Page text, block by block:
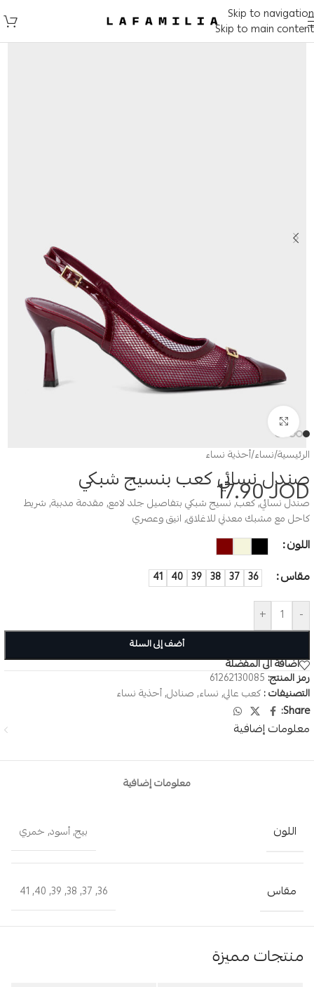
Skip to navigation
Skip to main content
Click to enlarge
الرئيسية/نساء/أحذية نساء
صندل نسائي كعب بنسيج شبكي
17.90JOD
صندل نسائي, كعب, نسيج شبكي بتفاصيل جلد لامع, مقدمة مدببة, شريط
كاحل مع مشبك معدني للاغلاق, انيق وعصري
اللون
مقاس
36
37
38
39
40
41
-
+
أضف إلى السلة
اضافة الى المفضلة
رمز المنتج: 61262130085
التصنيفات : كعب عالي, نساء, صنادل,أحذية نساء
Share:
معلومات إضافية
معلومات إضافية
اللون بيج,أسود, خمري
مقاس 36
,
37
,
38
,
39
,
40
,
41
منتجات مميزة